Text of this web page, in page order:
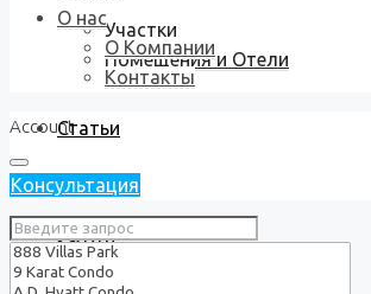
Участки
Помещения и Отели
Статьи
Услуги
О нас
О Компании
Контакты
Account
Консультация